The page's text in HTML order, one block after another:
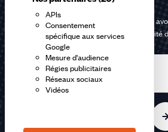
APIs
Consentement
spécifique aux services
Google
Mesure d'audience
Régies publicitaires
Réseaux sociaux
Vidéos
En m'inscrivant à la newsletter, j'affirme
lapolitique de confidentialité